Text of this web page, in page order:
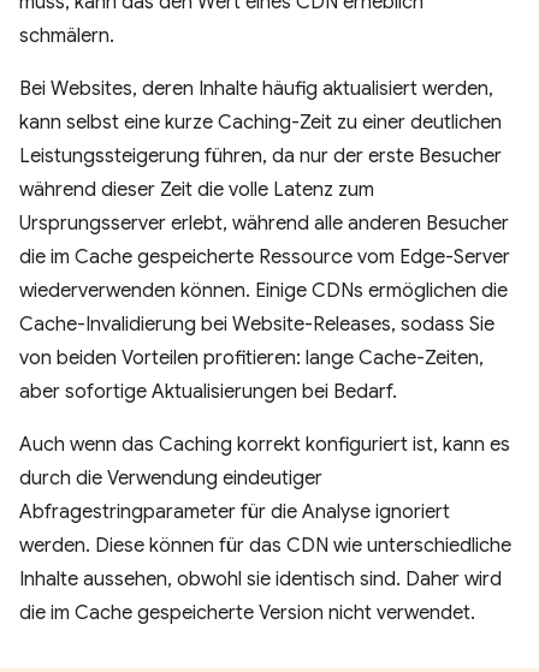
schmälern.
Bei Websites, deren Inhalte häufig aktualisiert werden,
kann selbst eine kurze Caching-Zeit zu einer deutlichen
Leistungssteigerung führen, da nur der erste Besucher
während dieser Zeit die volle Latenz zum
Ursprungsserver erlebt, während alle anderen Besucher
die im Cache gespeicherte Ressource vom Edge-Server
wiederverwenden können. Einige CDNs ermöglichen die
Cache-Invalidierung bei Website-Releases, sodass Sie
von beiden Vorteilen profitieren: lange Cache-Zeiten,
aber sofortige Aktualisierungen bei Bedarf.
Auch wenn das Caching korrekt konfiguriert ist, kann es
durch die Verwendung eindeutiger
Abfragestringparameter für die Analyse ignoriert
werden. Diese können für das CDN wie unterschiedliche
Inhalte aussehen, obwohl sie identisch sind. Daher wird
die im Cache gespeicherte Version nicht verwendet.